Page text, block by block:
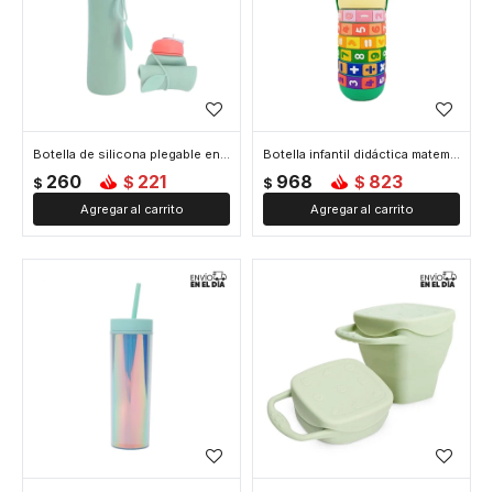
Botella de silicona plegable enrollable - Verde
$ 260 $ 221
Botella infantil didáctica matemática - Verde
$ 968 $ 823